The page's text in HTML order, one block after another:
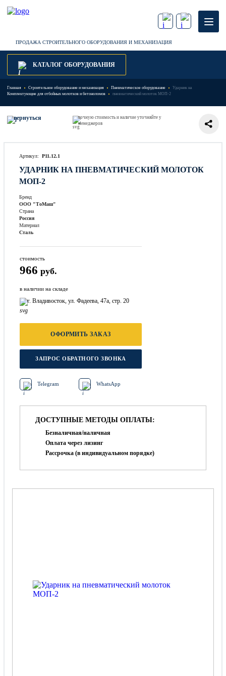
ПРОДАЖА СТРОИТЕЛЬНОГО ОБОРУДОВАНИЯ И МЕХАНИЗАЦИЯ
КАТАЛОГ ОБОРУДОВАНИЯ
Главная Строительное оборудование и механизация
Пневматическое оборудование
Комплектующие для отбойных молотков и бетоноломов
Ударник на
пневматический молоток МОП-2
вернуться
точную стоимость и наличие уточняйте у
менеджеров
Артикул: P11.12.1
УДАРНИК НА ПНЕВМАТИЧЕСКИЙ МОЛОТОК
МОП-2
Бренд
ООО "ТоМаш"
Страна
Россия
Материал
Сталь
стоимость
966 руб.
в наличии на складе
г. Владивосток, ул. Фадеева, 47а, стр. 20
ОФОРМИТЬ ЗАКАЗ
ЗАПРОС ОБРАТНОГО ЗВОНКА
Telegram WhatsApp
ДОСТУПНЫЕ МЕТОДЫ ОПЛАТЫ:
Безналичная/наличная
Оплата через лизинг
Рассрочка (в индивидуальном порядке)